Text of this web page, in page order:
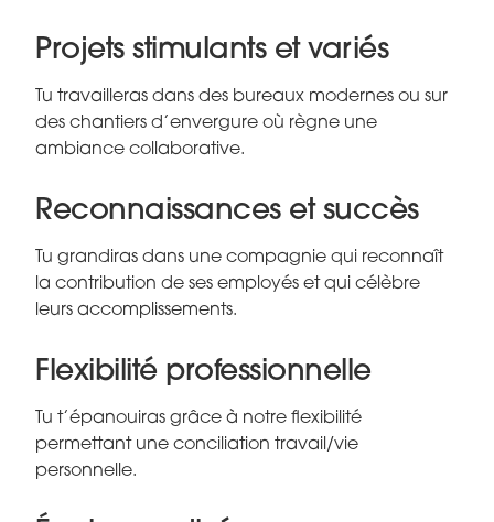
Projets stimulants et variés
Tu travailleras dans des bureaux modernes ou sur
des chantiers d’envergure où règne une
ambiance collaborative.
Reconnaissances et succès
Tu grandiras dans une compagnie qui reconnaît
la contribution de ses employés et qui célèbre
leurs accomplissements.
Flexibilité professionnelle
Tu t’épanouiras grâce à notre flexibilité
permettant une conciliation travail/vie
personnelle.